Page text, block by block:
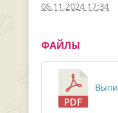
06.11.2024 17:34
ФАЙЛЫ